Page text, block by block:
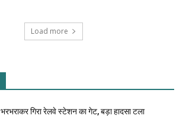
Load more
भरभराकर गिरा रेलवे स्टेशन का गेट, बड़ा हादसा टला